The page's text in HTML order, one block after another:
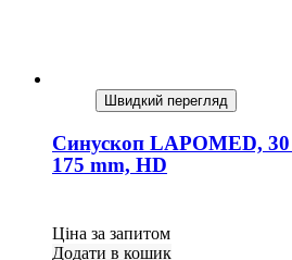
Швидкий перегляд
Синускоп LAPOMED, 30
175 mm, HD
Ціна за запитом
Додати в кошик